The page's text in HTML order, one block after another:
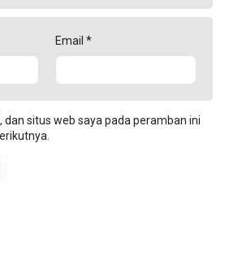
Email *
dan situs web saya pada peramban ini